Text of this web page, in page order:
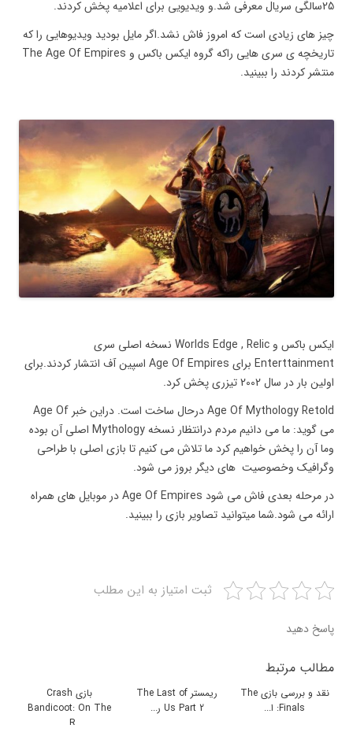
25سالگی سریال معرفی شد.و ویدیویی برای اعلامیه پخش کردند.
چیز های زیادی است که امروز فاش نشد.اگر مایل بودید ویدیوهایی را که
تاریخچه ی سری هایی راکه گروه ایکس باکس و The Age Of Empires
منتشر کردند را ببینید.
ایکس باکس و Worlds Edge , Relic نسخه اصلی سری
Enterttainment برای Age Of Empires اسپین آف انتشار کردند.برای
اولین بار در سال 2002 تیزری پخش کرد.
Age Of Mythology Retold درحال ساخت است. دراین خبر Age Of
می گوید: ما می دانیم مردم درانتظار نسخه Mythology اصلی آن بوده
وما آن را پخش خواهیم کرد ما تلاش می کنیم تا بازی اصلی با طراحی
وگرافیک وخصوصیت های دیگر بروز می شود.
در مرحله بعدی فاش می شود Age Of Empires در موبایل های همراه
ارائه می شود.شما میتوانید تصاویر بازی را ببینید.
ثبت امتیاز به این مطلب
پاسخ دهید
مطالب مرتبط
نقد و بررسی بازی The
Finals: ا...
ریمستر The Last of
Us Part 2 ر...
بازی Crash
Bandicoot: On The
R...